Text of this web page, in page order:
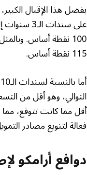
بفضل هذا الإقبال
115 نقطة أساس.
التوالي، وهو أقل من
أقل مما كانت تتوقع، مما
فعالة لتنويع مصادر
دوافع أرامكو